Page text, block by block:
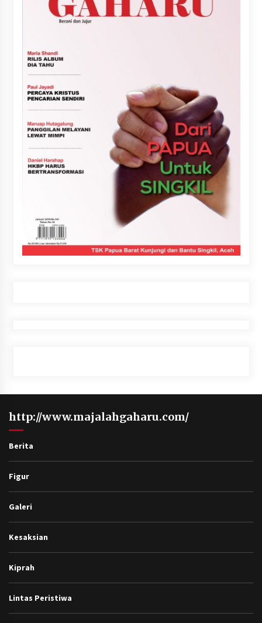
http://www.majalahgaharu.com/
Berita
Figur
Galeri
Kesaksian
Kiprah
Lintas Peristiwa